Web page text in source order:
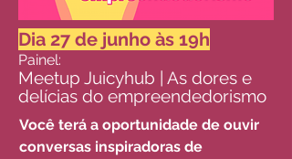
Dia 27 de junho às 19h
Painel:
Meetup Juicyhub | As dores e
delícias do empreendedorismo
Você terá a oportunidade de ouvir
conversas inspiradoras de